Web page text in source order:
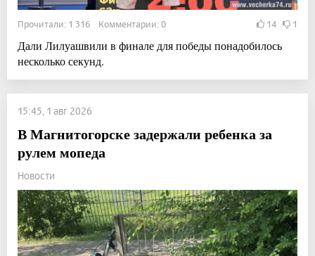
Прочитали: 1 316 Комментарии: 0 14 1
Дали Лилуашвили в финале для победы понадобилось
несколько секунд.
15:45, 1 авг 2026
В Магнитогорске задержали ребенка за
рулем мопеда
Новости